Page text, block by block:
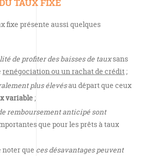
TAUX FIXE
fixe présente aussi quelques
de profiter des baisses de tauxsans
renégociation ou un rachat de crédit ;
plus élevésau départ que ceux
variable ;
remboursement anticipé sont
que pour les prêts à taux
noter que ces désavantages peuvent